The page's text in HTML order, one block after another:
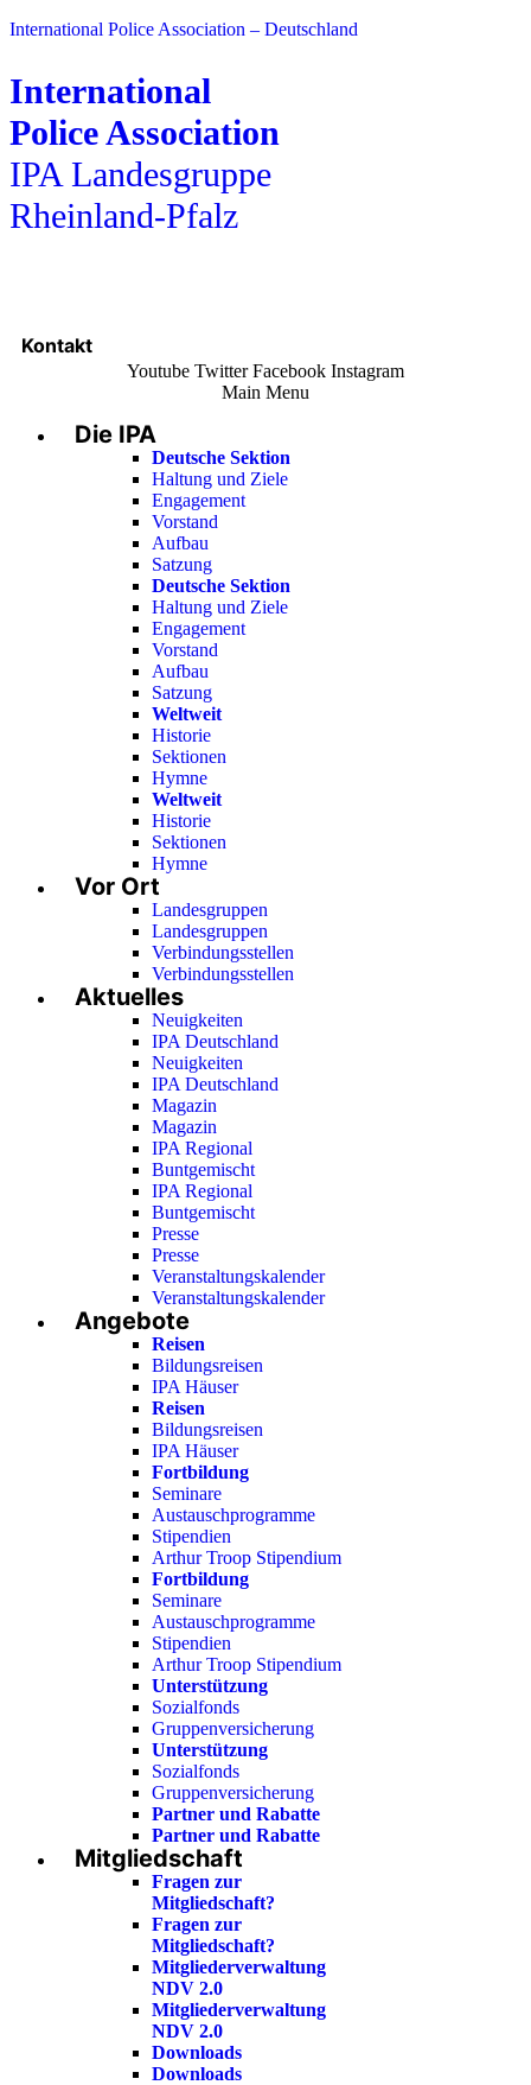
International Police Association – Deutschland
International
Police Association
IPA Landesgruppe
Rheinland-Pfalz
Kontakt
Youtube Twitter Facebook Instagram
Main Menu
Die IPA
Deutsche Sektion
Haltung und Ziele
Engagement
Vorstand
Aufbau
Satzung
Deutsche Sektion
Haltung und Ziele
Engagement
Vorstand
Aufbau
Satzung
Weltweit
Historie
Sektionen
Hymne
Weltweit
Historie
Sektionen
Hymne
Vor Ort
Landesgruppen
Landesgruppen
Verbindungsstellen
Verbindungsstellen
Aktuelles
Neuigkeiten
IPA Deutschland
Neuigkeiten
IPA Deutschland
Magazin
Magazin
IPA Regional
Buntgemischt
IPA Regional
Buntgemischt
Presse
Presse
Veranstaltungskalender
Veranstaltungskalender
Angebote
Reisen
Bildungsreisen
IPA Häuser
Reisen
Bildungsreisen
IPA Häuser
Fortbildung
Seminare
Austauschprogramme
Stipendien
Arthur Troop Stipendium
Fortbildung
Seminare
Austauschprogramme
Stipendien
Arthur Troop Stipendium
Unterstützung
Sozialfonds
Gruppenversicherung
Unterstützung
Sozialfonds
Gruppenversicherung
Partner und Rabatte
Partner und Rabatte
Mitgliedschaft
Fragen zur
Mitgliedschaft?
Fragen zur
Mitgliedschaft?
Mitgliederverwaltung
NDV 2.0
Mitgliederverwaltung
NDV 2.0
Downloads
Downloads